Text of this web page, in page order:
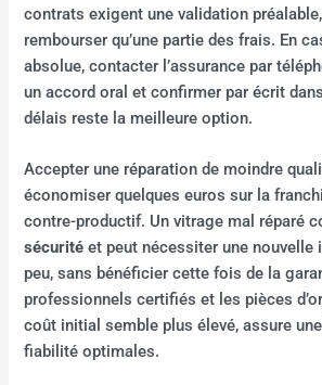
contrats exigent une validation
rembourser qu’une partie des frais. En
absolue, contacter l’assurance par
un accord oral et confirmer par écrit
délais reste la meilleure option.
Accepter une réparation de moindre
économiser quelques euros sur la
contre-productif. Un vitrage mal réparé
sécurité et peut nécessiter une nouvelle
peu, sans bénéficier cette fois de la
professionnels certifiés et les pièces
coût initial semble plus élevé, assure
fiabilité optimales.